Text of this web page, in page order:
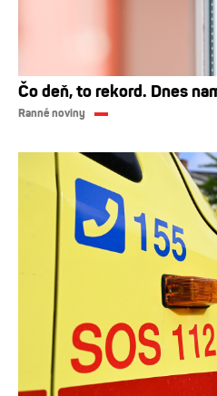
Čo deň, to rekord. Dnes
Ranné noviny